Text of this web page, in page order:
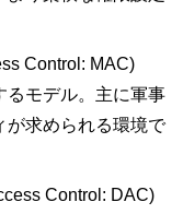
Control: MAC)
るモデル。主に軍事
が求められる環境で
Control: DAC)